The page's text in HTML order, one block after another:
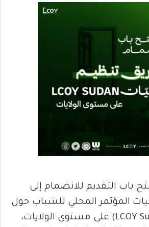
باب التقديم للانضمام إلى
المؤتمر المحلي للشباب حول
المناخ (LCOY Sudan 2026) على مستوى الولايات،